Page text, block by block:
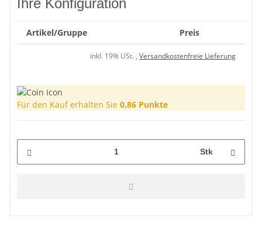
Ihre Konfiguration
Artikel/Gruppe Preis
inkl. 19% USt. , Versandkostenfreie Lieferung
Für den Kauf erhalten Sie 0,86 Punkte
Stk